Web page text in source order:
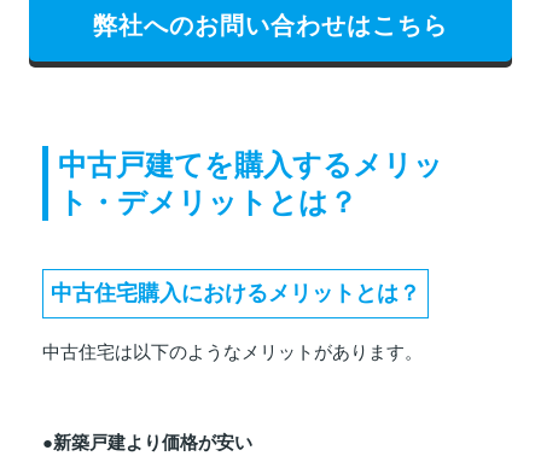
弊社へのお問い合わせはこちら
中古戸建てを購入するメリッ
ト・デメリットとは？
中古住宅購入におけるメリットとは？
中古住宅は以下のようなメリットがあります。
●新築戸建より価格が安い